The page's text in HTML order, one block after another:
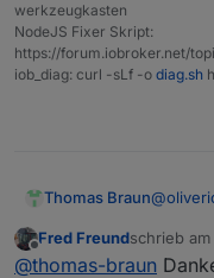
werkzeugkasten
NodeJS Fixer Skript:
https://forum.iobroker.net/
iob_diag: curl -sLf -o diag.sh
Thomas Braun@
Offline
Fred Freundschrieb am
zuletzt
@thomas-braun